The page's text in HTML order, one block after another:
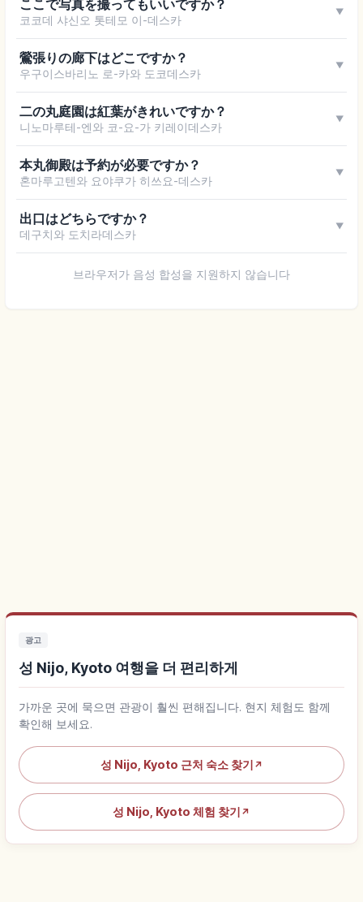
ここで写真を撮ってもいいですか？
코코데 샤신오 톳테모 이-데스카
▼
鶯張りの廊下はどこですか？
우구이스바리노 로-카와 도코데스카
▼
二の丸庭園は紅葉がきれいですか？
니노마루테-엔와 코-요-가 키레이데스카
▼
本丸御殿は予約が必要ですか？
혼마루고텐와 요야쿠가 히쓰요-데스카
▼
出口はどちらですか？
데구치와 도치라데스카
▼
브라우저가 음성 합성을 지원하지 않습니다
광고
성 Nijo, Kyoto 여행을 더 편리하게
가까운 곳에 묵으면 관광이 훨씬 편해집니다. 현지 체험도 함께
확인해 보세요.
성 Nijo, Kyoto 근처 숙소 찾기 ↗
성 Nijo, Kyoto 체험 찾기 ↗